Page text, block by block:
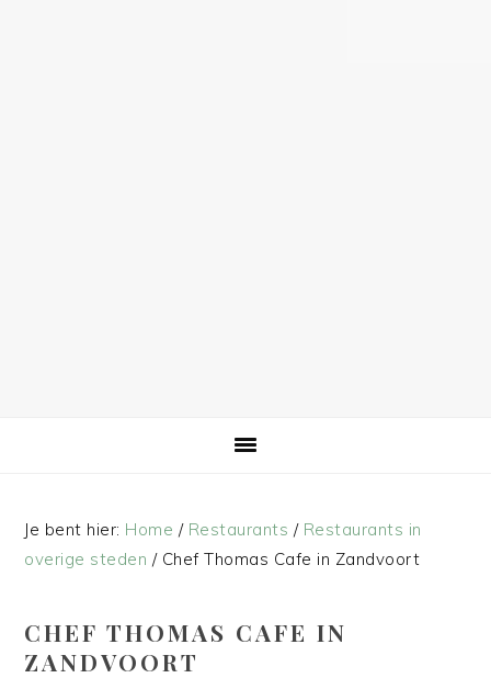
Je bent hier: Home / Restaurants / Restaurants in
overige steden /Chef Thomas Cafe in Zandvoort
CHEF THOMAS CAFE IN
ZANDVOORT